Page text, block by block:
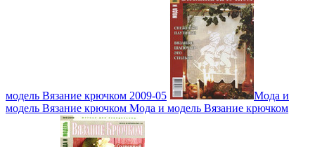
модель Вязание крючком 2009-05
Мода и
модель Вязание крючком Мода и модель Вязание крючком